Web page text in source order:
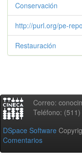
Conservación
http://purl.org/pe-
Restauración
Correo:
Teléfono:
DSpace Software
Comentarios